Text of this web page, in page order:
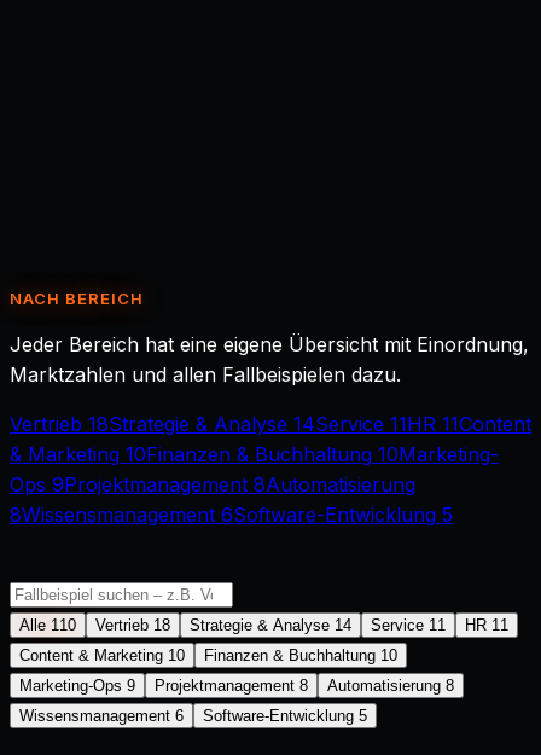
NACH BEREICH
Jeder Bereich hat eine eigene Übersicht mit Einordnung,
Marktzahlen und allen Fallbeispielen dazu.
Vertrieb 18Strategie & Analyse 14Service 11HR 11Content
& Marketing 10Finanzen & Buchhaltung 10Marketing-
Ops 9Projektmanagement 8Automatisierung
8Wissensmanagement 6Software-Entwicklung 5
Alle 110 Vertrieb 18 Strategie & Analyse 14 Service 11 HR 11
Content & Marketing 10 Finanzen & Buchhaltung 10
Marketing-Ops 9 Projektmanagement 8 Automatisierung 8
Wissensmanagement 6 Software-Entwicklung 5